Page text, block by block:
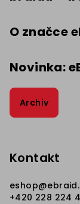
O značce
Novinka:
Archiv
Kontakt
eshop@
+420 228 224